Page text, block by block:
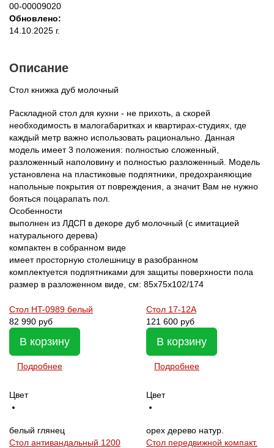
00-00009020
Обновлено:
14.10.2025 г.
Описание
Стол книжка дуб молочный
Раскладной стол для кухни - не прихоть, а скорей
необходимость в малогабаритках и квартирах-студиях, где
каждый метр важно использовать рационально. Данная
модель имеет 3 положения: полностью сложенный,
разложенный наполовину и полностью разложенный. Модель
установлена на пластиковые подпятники, предохраняющие
напольные покрытия от повреждения, а значит Вам не нужно
бояться поцарапать пол.
Особенности
выполнен из ЛДСП в декоре дуб молочный (с имитацией
натурального дерева)
компактен в собранном виде
имеет просторную столешницу в разобранном
комплектуется подпятниками для защиты поверхности пола
размер в разложенном виде, см: 85х75х102/174
Стол HT-0989 белый
82 990 руб
В корзину
Подробнее
Цвет
белый глянец
Стол 17-12А
121 600 руб
В корзину
Подробнее
Цвет
орех дерево натур.
Стол антивандальный 1200
Стол передвижной компакт.